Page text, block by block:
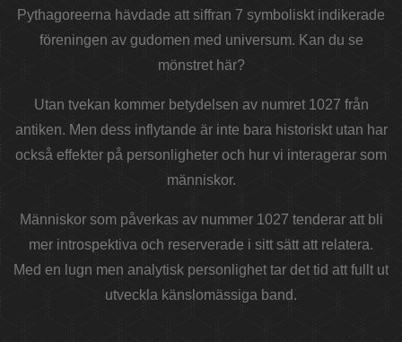
Pythagoreerna hävdade att siffran 7 symboliskt indikerade
föreningen av gudomen med universum. Kan du se
mönstret här?
Utan tvekan kommer betydelsen av numret 1027 från
antiken. Men dess inflytande är inte bara historiskt utan har
också effekter på personligheter och hur vi interagerar som
människor.
Människor som påverkas av nummer 1027 tenderar att bli
mer introspektiva och reserverade i sitt sätt att relatera.
Med en lugn men analytisk personlighet tar det tid att fullt ut
utveckla känslomässiga band.